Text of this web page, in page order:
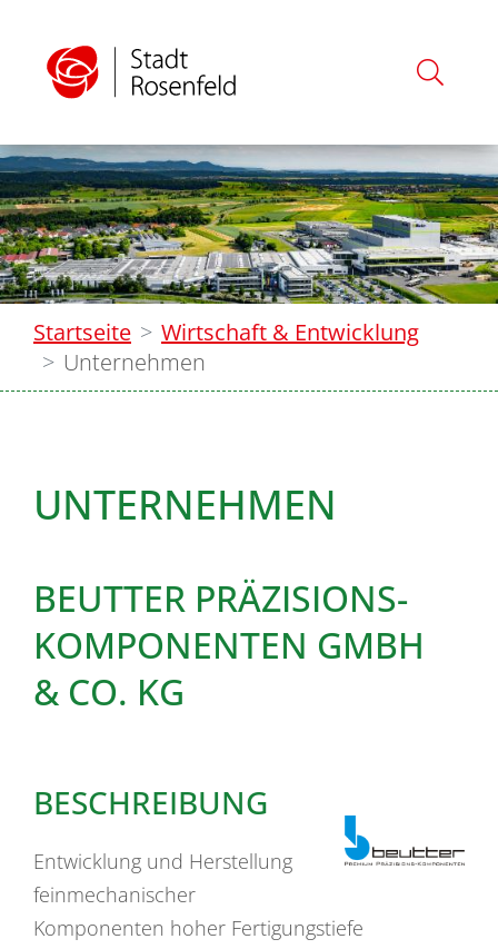
Startseite
Wirtschaft & Entwicklung
Unternehmen
UNTERNEHMEN
BEUTTER PRÄZISIONS-
KOMPONENTEN GMBH
& CO. KG
BESCHREIBUNG
Entwicklung und Herstellung
feinmechanischer
Komponenten hoher Fertigungstiefe